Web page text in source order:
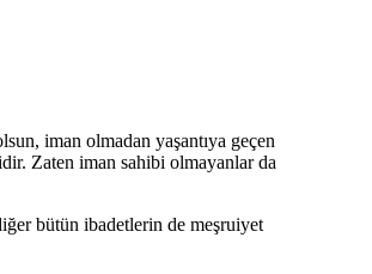
iman olmadan yaşantıya geçen
Zaten iman sahibi olmayanlar da
bütün ibadetlerin de meşruiyet